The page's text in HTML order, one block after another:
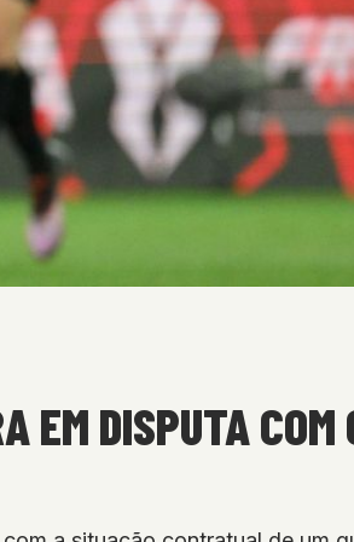
EM DISPUTA COM